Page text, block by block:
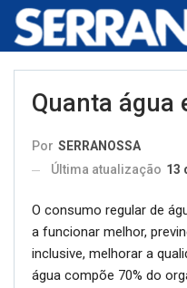
Quanta água
Por SERRANOSSA
Última atualização 13
O consumo regular de
a funcionar melhor,
inclusive, melhorar a
água compõe 70% do